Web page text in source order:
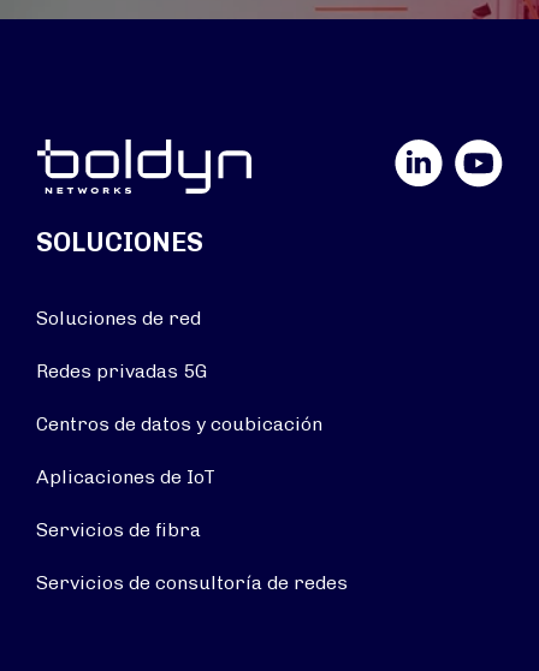
YouTube
SOLUCIONES
Soluciones de red
Redes privadas 5G
Centros de datos y coubicación
Aplicaciones de IoT
Servicios de fibra
Servicios de consultoría de redes